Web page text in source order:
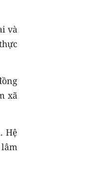
và
xã
Hệ